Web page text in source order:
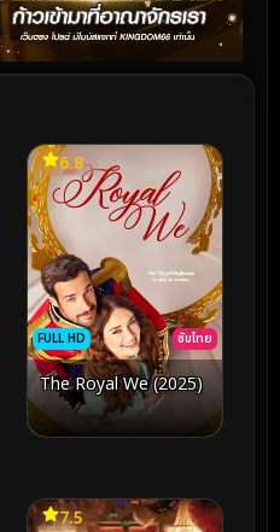
FULL HD ซับไทย
6.8
The Royal We (2025)
7.5